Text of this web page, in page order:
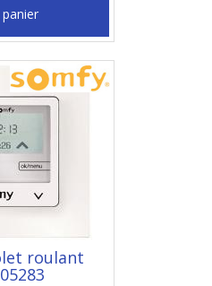
roulant